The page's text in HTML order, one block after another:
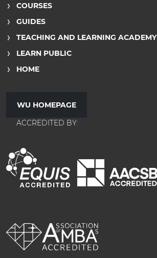
COURSES
GUIDES
TEACHING AND LEARNING ACADEMY
LEARN PUBLIC
HOME
WU HOMEPAGE
ACCREDITED BY: